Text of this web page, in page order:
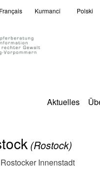
Français Kurmancî Polski
Aktuelles
(Rostock)
Innenstadt